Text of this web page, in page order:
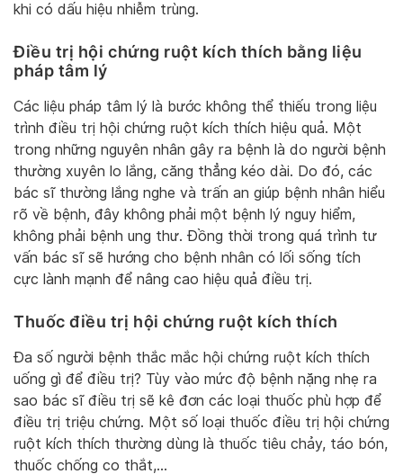
khi có dấu hiệu nhiễm trùng.
Điều trị hội chứng ruột kích thích bằng liệu
pháp tâm lý
Các liệu pháp tâm lý là bước không thể thiếu trong liệu
trình điều trị hội chứng ruột kích thích hiệu quả. Một
trong những nguyên nhân gây ra bệnh là do người bệnh
thường xuyên lo lắng, căng thẳng kéo dài. Do đó, các
bác sĩ thường lắng nghe và trấn an giúp bệnh nhân hiểu
rõ về bệnh, đây không phải một bệnh lý nguy hiểm,
không phải bệnh ung thư. Đồng thời trong quá trình tư
vấn bác sĩ sẽ hướng cho bệnh nhân có lối sống tích
cực lành mạnh để nâng cao hiệu quả điều trị.
Thuốc điều trị hội chứng ruột kích thích
Đa số người bệnh thắc mắc hội chứng ruột kích thích
uống gì để điều trị? Tùy vào mức độ bệnh nặng nhẹ ra
sao bác sĩ điều trị sẽ kê đơn các loại thuốc phù hợp để
điều trị triệu chứng. Một số loại thuốc điều trị hội chứng
ruột kích thích thường dùng là thuốc tiêu chảy, táo bón,
thuốc chống co thắt,…